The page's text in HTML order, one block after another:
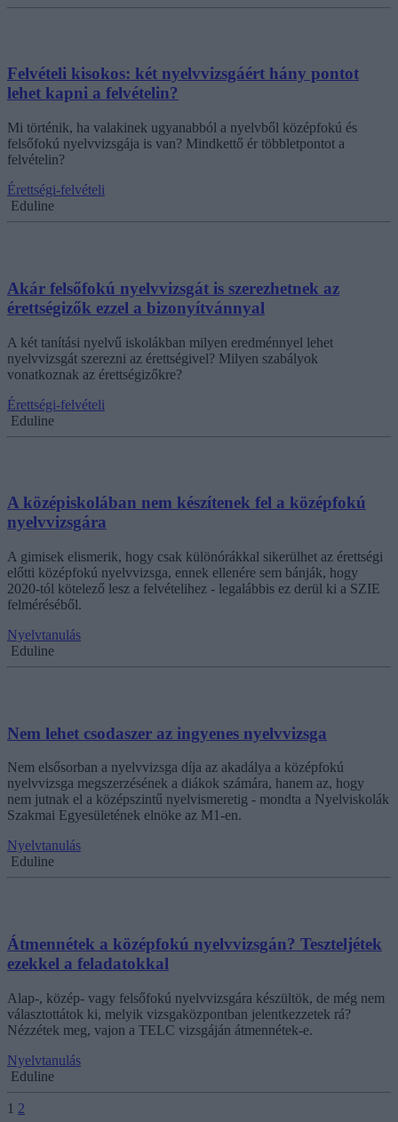
Felvételi kisokos: két nyelvvizsgáért hány pontot
lehet kapni a felvételin?
Mi történik, ha valakinek ugyanabból a nyelvből középfokú és
felsőfokú nyelvvizsgája is van? Mindkettő ér többletpontot a
felvételin?
Érettségi-felvételi
Eduline
Akár felsőfokú nyelvvizsgát is szerezhetnek az
érettségizők ezzel a bizonyítvánnyal
A két tanítási nyelvű iskolákban milyen eredménnyel lehet
nyelvvizsgát szerezni az érettségivel? Milyen szabályok
vonatkoznak az érettségizőkre?
Érettségi-felvételi
Eduline
A középiskolában nem készítenek fel a középfokú
nyelvvizsgára
A gimisek elismerik, hogy csak különórákkal sikerülhet az érettségi
előtti középfokú nyelvvizsga, ennek ellenére sem bánják, hogy
2020-tól kötelező lesz a felvételihez - legalábbis ez derül ki a SZIE
felméréséből.
Nyelvtanulás
Eduline
Nem lehet csodaszer az ingyenes nyelvvizsga
Nem elsősorban a nyelvvizsga díja az akadálya a középfokú
nyelvvizsga megszerzésének a diákok számára, hanem az, hogy
nem jutnak el a középszintű nyelvismeretig - mondta a Nyelviskolák
Szakmai Egyesületének elnöke az M1-en.
Nyelvtanulás
Eduline
Átmennétek a középfokú nyelvvizsgán? Teszteljétek
ezekkel a feladatokkal
Alap-, közép- vagy felsőfokú nyelvvizsgára készültök, de még nem
választottátok ki, melyik vizsgaközpontban jelentkezzetek rá?
Nézzétek meg, vajon a TELC vizsgáján átmennétek-e.
Nyelvtanulás
Eduline
1 2